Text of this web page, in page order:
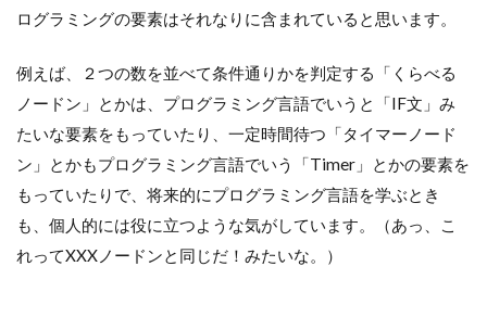
ログラミングの要素はそれなりに含まれていると思います。
例えば、２つの数を並べて条件通りかを判定する「くらべる
ノードン」とかは、プログラミング言語でいうと「IF文」み
たいな要素をもっていたり、一定時間待つ「タイマーノード
ン」とかもプログラミング言語でいう「Timer」とかの要素を
もっていたりで、将来的にプログラミング言語を学ぶとき
も、個人的には役に立つような気がしています。（あっ、こ
れってXXXノードンと同じだ！みたいな。）